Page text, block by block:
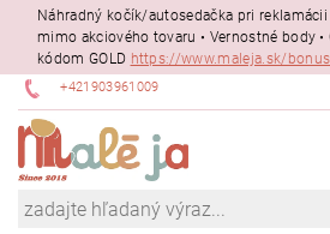
Náhradný kočík/autosedačka pri reklamácii
mimo akciového tovaru • Vernostné body •
kódom GOLD https://www.maleja.sk/
+421903961009